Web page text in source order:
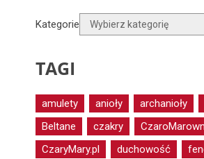
Kategorie
TAGI
amulety anioły archanioły
Beltane
czakry
CzaryMary.pl
duchowość